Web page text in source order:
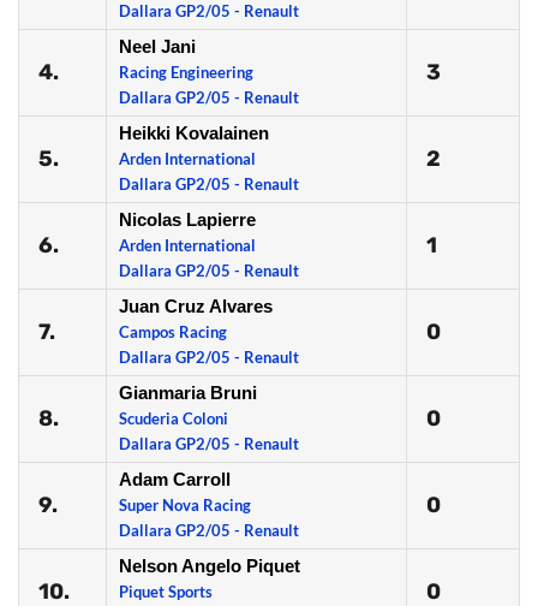
Dallara GP2/05 - Renault
4.
Neel Jani
Racing Engineering
Dallara GP2/05 - Renault
3
5.
Heikki Kovalainen
Arden International
Dallara GP2/05 - Renault
2
6.
Nicolas Lapierre
Arden International
Dallara GP2/05 - Renault
1
7.
Juan Cruz Alvares
Campos Racing
Dallara GP2/05 - Renault
0
8.
Gianmaria Bruni
Scuderia Coloni
Dallara GP2/05 - Renault
0
9.
Adam Carroll
Super Nova Racing
Dallara GP2/05 - Renault
0
10.
Nelson Angelo Piquet
Piquet Sports
0